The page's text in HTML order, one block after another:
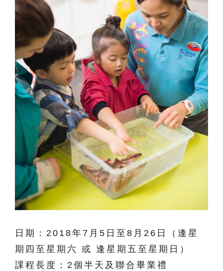
日期：2018年7月5日至8月26日（逢星
期四至星期六 或 逢星期五至星期日）
課程長度：2個半天及聯合畢業禮